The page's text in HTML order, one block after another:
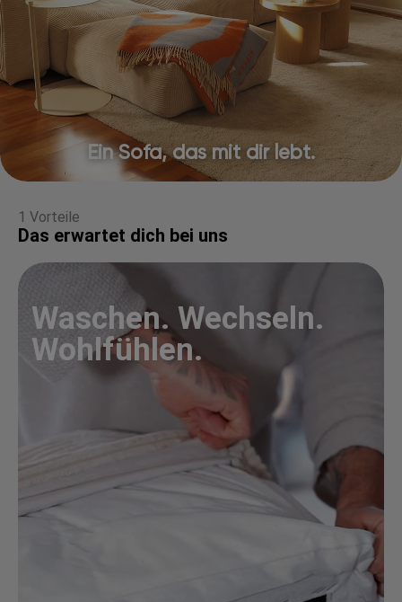
Ein Sofa, das mit dir lebt.
1 Vorteile
Das erwartet dich bei uns
Waschen. Wechseln.
Wohlfühlen.